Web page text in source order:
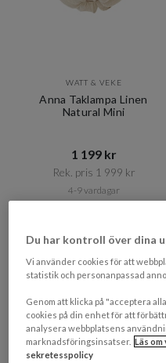
WATT & VEKE
Anna Taklampa Linen
Natural Mini
1 199 kr​​
Rek. pris 1 999 kr​​
4-9 vardagar
BELYSNINGSDAGAR
Du har kontroll över dina
Vi använder cookies för att
statistik och personanpassad
Genom att klicka på "acceptera
cookies på din enhet för att
analysera webbplatsens
marknadsföringsinsatser. Läs
sekretesspolicy